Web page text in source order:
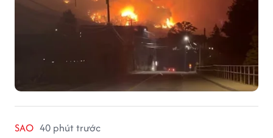
SAO 40 phút trước